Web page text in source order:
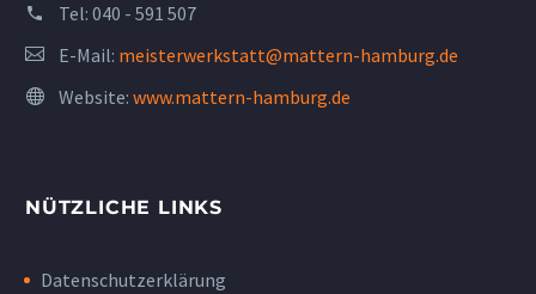
Tel: 040 - 591 507
E-Mail: meisterwerkstatt@mattern-hamburg.de
Website: www.mattern-hamburg.de
NÜTZLICHE LINKS
Datenschutzerklärung